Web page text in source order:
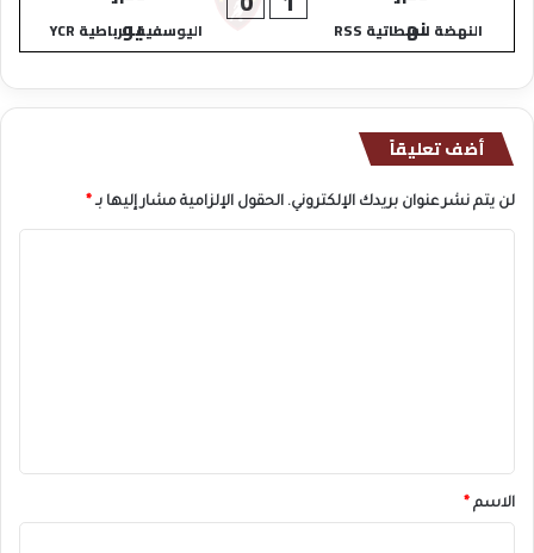
النهضة السطاتية RSS اليوسفية الرباطية YCR
أضف تعليقاً
لن يتم نشر عنوان بريدك الإلكتروني. الحقول الإلزامية مشار إليها بـ *
*
الاسم *